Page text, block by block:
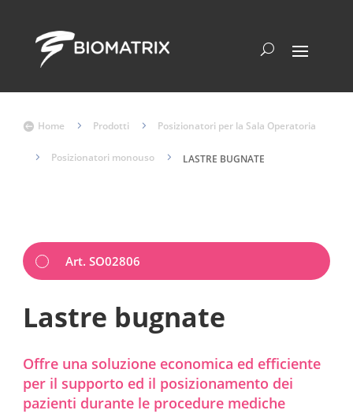
 Home 5 Prodotti 5 Posizionatori per la Sala Operatoria
5 Posizionatori monouso 5 LASTRE BUGNATE
Art. SO02806
Lastre bugnate
Offre una soluzione economica ed efficiente
per il supporto ed il posizionamento dei
pazienti durante le procedure mediche